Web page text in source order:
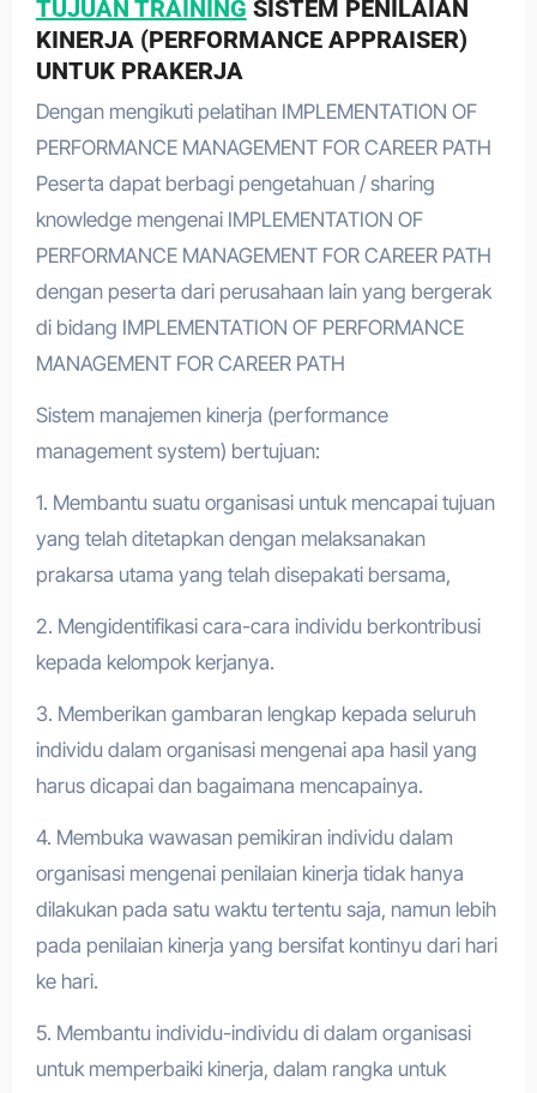
TUJUAN TRAINING SISTEM PENILAIAN
KINERJA (PERFORMANCE APPRAISER)
UNTUK PRAKERJA
Dengan mengikuti pelatihan IMPLEMENTATION OF
PERFORMANCE MANAGEMENT FOR CAREER PATH
Peserta dapat berbagi pengetahuan / sharing
knowledge mengenai IMPLEMENTATION OF
PERFORMANCE MANAGEMENT FOR CAREER PATH
dengan peserta dari perusahaan lain yang bergerak
di bidang IMPLEMENTATION OF PERFORMANCE
MANAGEMENT FOR CAREER PATH
Sistem manajemen kinerja (performance
management system) bertujuan:
1. Membantu suatu organisasi untuk mencapai tujuan
yang telah ditetapkan dengan melaksanakan
prakarsa utama yang telah disepakati bersama,
2. Mengidentifikasi cara-cara individu berkontribusi
kepada kelompok kerjanya.
3. Memberikan gambaran lengkap kepada seluruh
individu dalam organisasi mengenai apa hasil yang
harus dicapai dan bagaimana mencapainya.
4. Membuka wawasan pemikiran individu dalam
organisasi mengenai penilaian kinerja tidak hanya
dilakukan pada satu waktu tertentu saja, namun lebih
pada penilaian kinerja yang bersifat kontinyu dari hari
ke hari.
5. Membantu individu-individu di dalam organisasi
untuk memperbaiki kinerja, dalam rangka untuk